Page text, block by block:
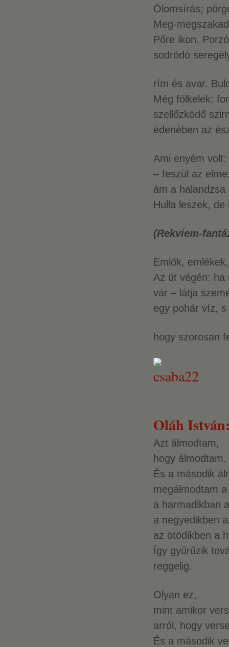
Ólomsírás;
Meg-
Pőre ikon.
sodródó
rím és avar.
Még fölkelek:
szellőzködő
édenében az
Ami enyém
– feszül az
ám a
Hulla leszek,
(Rekviem-
Emlők,
Az út végén: ha
vár – látja
egy pohár víz,
hogy szorosan
Oláh
Azt álmodtam,
hogy álmodtam.
És a második
megálmodtam
a harmadikban
a negyedikben
az ötödikben a
Így gyűrűzik
reggelig.
Olyan ez,
mint amikor
arról, hogy
És a második